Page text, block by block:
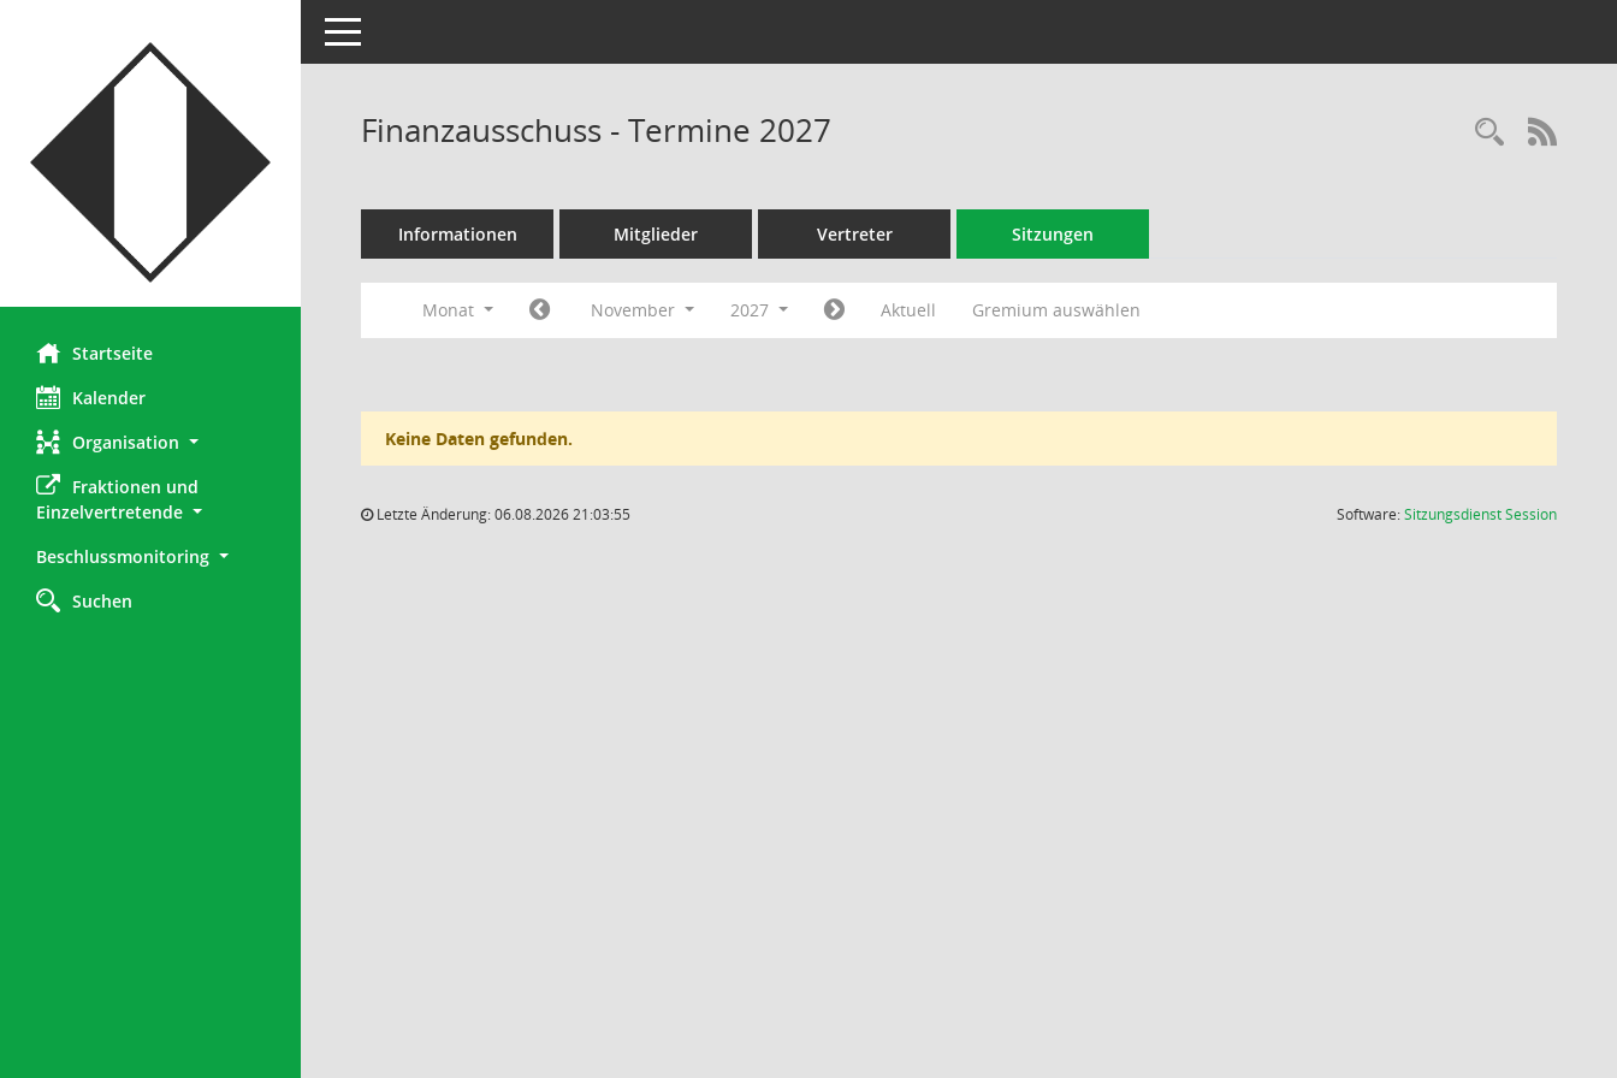
Startseite
Kalender
Organisation
Fraktionen und
Einzelvertretende
Beschlussmonitoring
Suchen
Toggle navigation
Finanzausschuss - Termine 2027
Informationen Mitglieder Vertreter Sitzungen
Monat November 2027 Aktuell Gremium auswählen
Keine Daten gefunden.
Letzte Änderung: 06.08.2026 21:03:55 Software:SitzungsdienstSession(Wird in